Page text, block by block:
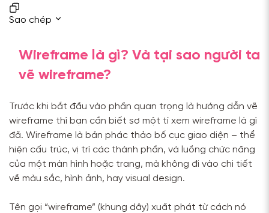
Sao chép
Wireframe là gì? Và tại sao người ta
vẽ wireframe?
Trước khi bắt đầu vào phần quan trọng là hướng dẫn vẽ
wireframe thì bạn cần biết sơ một tí xem wireframe là gì
đã. Wireframe là bản phác thảo bố cục giao diện – thể
hiện cấu trúc, vị trí các thành phần, và luồng chức năng
của một màn hình hoặc trang, mà không đi vào chi tiết
về màu sắc, hình ảnh, hay visual design.
Tên gọi “wireframe” (khung dây) xuất phát từ cách nó